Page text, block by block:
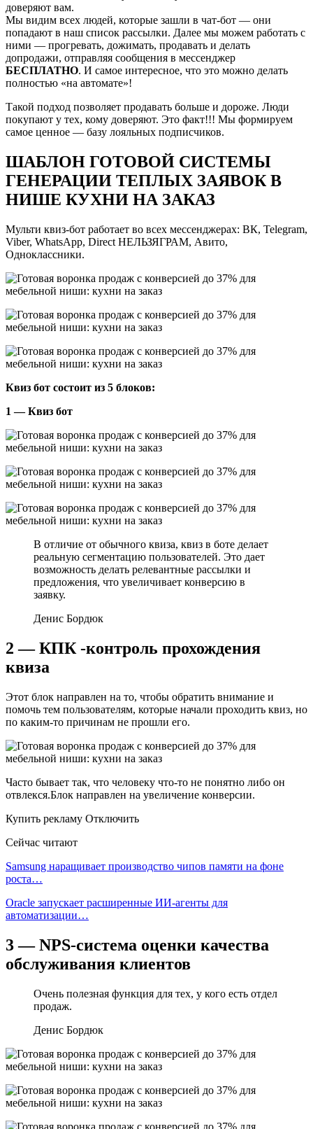
доверяют вам.
Мы видим всех людей, которые зашли в чат-бот — они
попадают в наш список рассылки. Далее мы можем работать с
ними — прогревать, дожимать, продавать и делать
допродажи, отправляя сообщения в мессенджер
БЕСПЛАТНО. И самое интересное, что это можно делать
полностью «на автомате»!
Такой подход позволяет продавать больше и дороже. Люди
покупают у тех, кому доверяют. Это факт!!! Мы формируем
самое ценное — базу лояльных подписчиков.
ШАБЛОН ГОТОВОЙ СИСТЕМЫ
ГЕНЕРАЦИИ ТЕПЛЫХ ЗАЯВОК В
НИШЕ КУХНИ НА ЗАКАЗ
Мульти квиз-бот работает во всех мессенджерах: ВК, Telegram,
Viber, WhatsApp, Direct НЕЛЬЗЯГРАМ, Авито,
Одноклассники.
Квиз бот состоит из 5 блоков:
1 — Квиз бот
В отличие от обычного квиза, квиз в боте делает
реальную сегментацию пользователей. Это дает
возможность делать релевантные рассылки и
предложения, что увеличивает конверсию в
заявку.
Денис Бордюк
2 — КПК -контроль прохождения
квиза
Этот блок направлен на то, чтобы обратить внимание и
помочь тем пользователям, которые начали проходить квиз, но
по каким-то причинам не прошли его.
Часто бывает так, что человеку что-то не понятно либо он
отвлекся.Блок направлен на увеличение конверсии.
Купить рекламу Отключить
Сейчас читают
Samsung наращивает производство чипов памяти на фоне
роста…
Oracle запускает расширенные ИИ‑агенты для
автоматизации…
3 — NPS-система оценки качества
обслуживания клиентов
Очень полезная функция для тех, у кого есть отдел
продаж.
Денис Бордюк